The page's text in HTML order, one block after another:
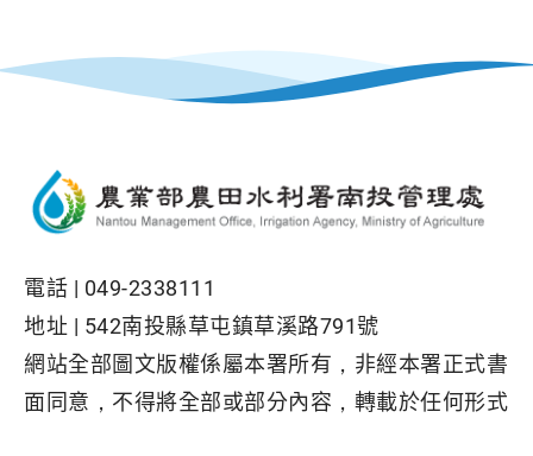
電話 | 049-2338111
地址 | 542南投縣草屯鎮草溪路791號
網站全部圖文版權係屬本署所有，非經本署正式書
面同意，不得將全部或部分內容，轉載於任何形式